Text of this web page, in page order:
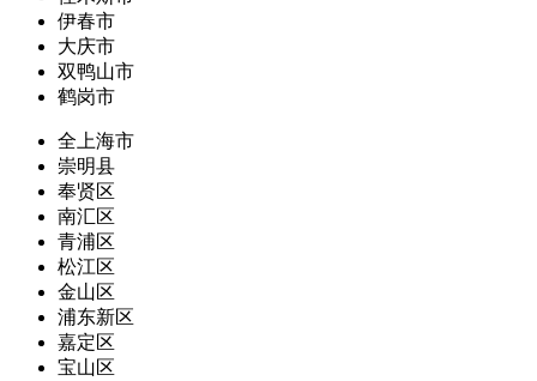
伊春市
大庆市
双鸭山市
鹤岗市
全上海市
崇明县
奉贤区
南汇区
青浦区
松江区
金山区
浦东新区
嘉定区
宝山区